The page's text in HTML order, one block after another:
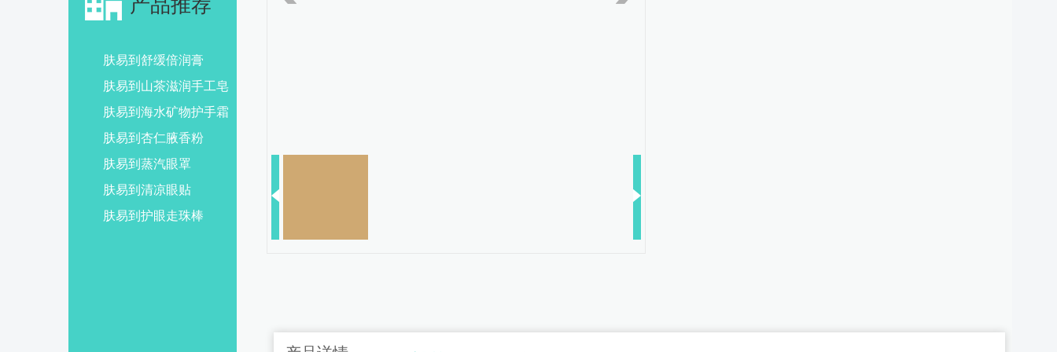
产品推荐
肤易到舒缓倍润膏
肤易到山茶滋润手工皂
肤易到海水矿物护手霜
肤易到杏仁腋香粉
肤易到蒸汽眼罩
肤易到清凉眼贴
肤易到护眼走珠棒